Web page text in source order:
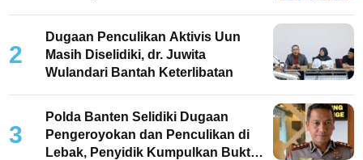
2
Dugaan Penculikan Aktivis Uun
Masih Diselidiki, dr. Juwita
Wulandari Bantah Keterlibatan
3
Polda Banten Selidiki Dugaan
Pengeroyokan dan Penculikan di
Lebak, Penyidik Kumpulkan Bukti